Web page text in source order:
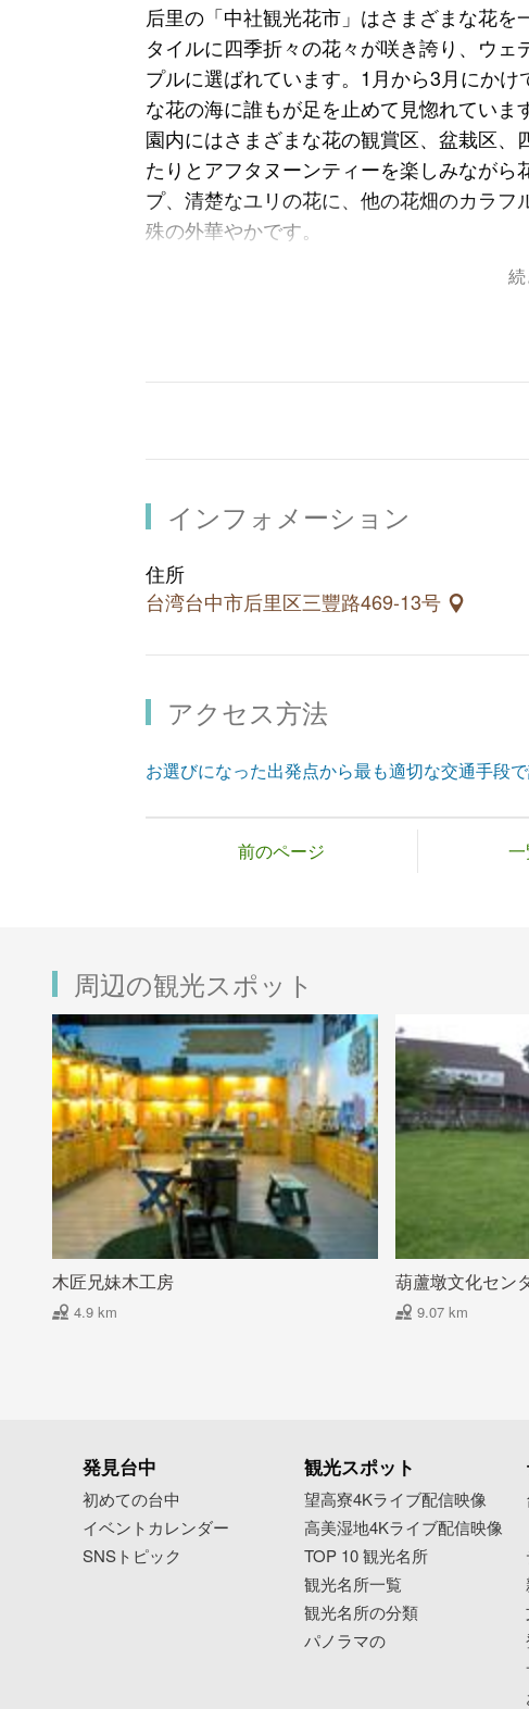
后里の「中社観光花市」はさまざまな花
タイルに四季折々の花々が咲き誇り、ウ
プルに選ばれています。1月から3月にか
な花の海に誰もが足を止めて見惚れていま
園内にはさまざまな花の観賞区、盆栽区
たりとアフタヌーンティーを楽しみなが
プ、清楚なユリの花に、他の花畑のカラ
殊の外華やかです。
インフォメーション
住所
台湾台中市后里区三豐路469-13号
アクセス方法
お選びになった出発点から最も適切な交通手段で
前のページ
周辺の観光スポット
木匠兄妹木工房
4.9 km
葫蘆墩文化セン
9.07 km
発見台中
初めての台中
イベントカレンダー
SNSトピック
観光スポット
望高寮4Kライブ配信映像
高美湿地4Kライブ配信映像
TOP 10 観光名所
観光名所一覧
観光名所の分類
パノラマの